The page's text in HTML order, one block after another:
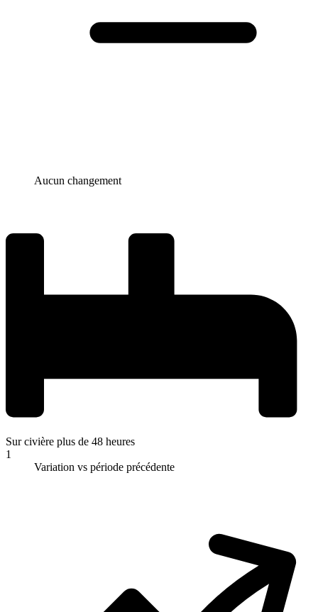
Aucun changement
Sur civière plus de 48 heures
1
Variation vs période précédente